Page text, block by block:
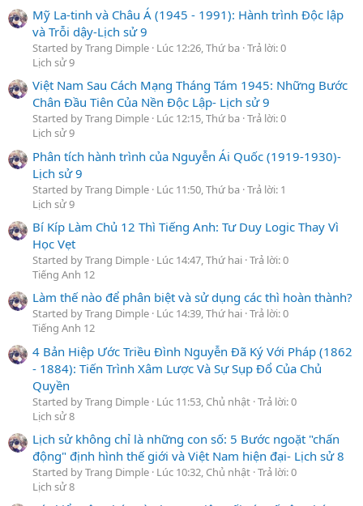
Mỹ La-tinh và Châu Á (1945 - 1991): Hành trình Độc lập
và Trỗi dậy-Lịch sử 9
Started by Trang Dimple Lúc 12:26, Thứ ba Trả lời: 0
Lịch sử 9
Việt Nam Sau Cách Mạng Tháng Tám 1945: Những Bước
Chân Đầu Tiên Của Nền Độc Lập- Lịch sử 9
Started by Trang Dimple Lúc 12:15, Thứ ba Trả lời: 0
Lịch sử 9
Phân tích hành trình của Nguyễn Ái Quốc (1919-1930)-
Lịch sử 9
Started by Trang Dimple Lúc 11:50, Thứ ba Trả lời: 1
Lịch sử 9
Bí Kíp Làm Chủ 12 Thì Tiếng Anh: Tư Duy Logic Thay Vì
Học Vẹt
Started by Trang Dimple Lúc 14:47, Thứ hai Trả lời: 0
Tiếng Anh 12
Làm thế nào để phân biệt và sử dụng các thì hoàn thành?
Started by Trang Dimple Lúc 14:39, Thứ hai Trả lời: 0
Tiếng Anh 12
4 Bản Hiệp Ước Triều Đình Nguyễn Đã Ký Với Pháp (1862
- 1884): Tiến Trình Xâm Lược Và Sự Sụp Đổ Của Chủ
Quyền
Started by Trang Dimple Lúc 11:53, Chủ nhật Trả lời: 0
Lịch sử 8
Lịch sử không chỉ là những con số: 5 Bước ngoặt "chấn
động" định hình thế giới và Việt Nam hiện đại- Lịch sử 8
Started by Trang Dimple Lúc 10:32, Chủ nhật Trả lời: 0
Lịch sử 8